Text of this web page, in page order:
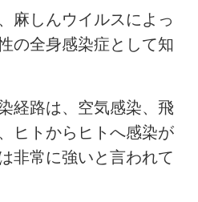
麻しんウイルスによっ
の全身感染症として知
経路は、 空気感染、 飛
ヒトからヒトへ感染が
非常に強いと言われて